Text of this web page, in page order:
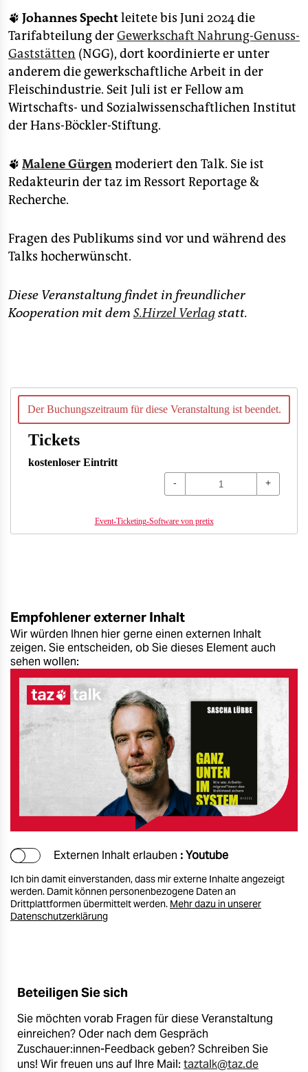
🐾 Johannes Spechtleitete bis Juni 2024 die
Tarifabteilung derGewerkschaft Nahrung-Genuss-
Gaststätten (NGG), dort koordinierte er unter
anderem die gewerkschaftliche Arbeit in der
Fleischindustrie. Seit Juli ist er Fellow am
Wirtschafts- und Sozialwissenschaftlichen Institut
der Hans-Böckler-Stiftung.
🐾 Malene Gürgenmoderiert den Talk. Sie ist
Redakteurin der taz im Ressort Reportage &
Recherche.
Fragen des Publikums sind vor und während des
Talks hocherwünscht.
Diese Veranstaltung findet in freundlicher
Kooperation mit dem S.Hirzel Verlagstatt.
Der Buchungszeitraum für diese Veranstaltung ist beendet.
Tickets
kostenloser Eintritt
- +
Event-Ticketing-Software von pretix
Empfohlener externer Inhalt
Wir würden Ihnen hier gerne einen externen Inhalt
zeigen. Sie entscheiden, ob Sie dieses Element auch
sehen wollen:
Externen Inhalt erlauben : Youtube
Ich bin damit einverstanden, dass mir externe Inhalte angezeigt
werden. Damit können personenbezogene Daten an
Drittplattformen übermittelt werden. Mehr dazu in unserer
Datenschutzerklärung
Beteiligen Sie sich
Sie möchten vorab Fragen für diese Veranstaltung
einreichen? Oder nach dem Gespräch
Zuschauer:innen-Feedback geben? Schreiben Sie
uns! Wir freuen uns auf Ihre Mail: taztalk@taz.de